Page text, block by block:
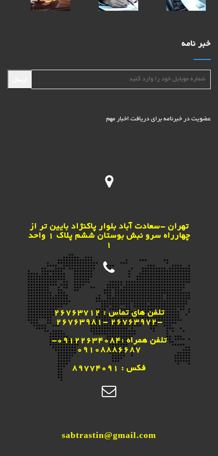
خبر نامه
عضویت در خبرنامه برای دریافت اخبار مهم
تهران -سعادت آباد بلوار پاکنژاد بایین تر از
چهارراه سرو نبش بوستان ششم پلاک 1 واحد
1
تلفن های تماس : 26763712
-26763972 -26763981
تلفن همراه :09122634084-
09108886687
فکس : 89774091
sabtrastin@gmail.com